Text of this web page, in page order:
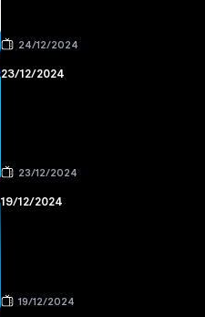
24/12/2024
23/12/2024
23/12/2024
19/12/2024
19/12/2024